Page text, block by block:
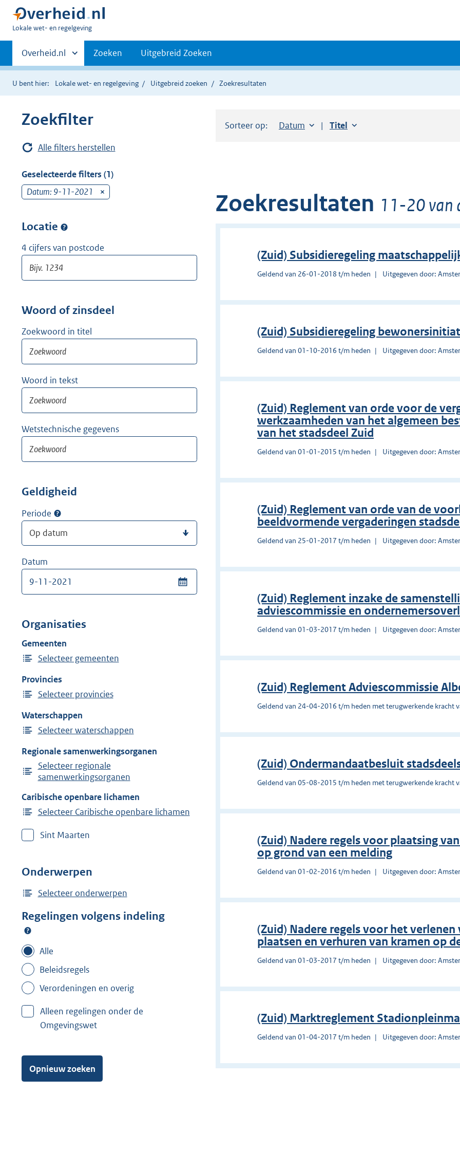
U
hier:
Lokale wet- en regelgeving
Primaire
navigatie
Andere
sites
binnen
Overheid.nl Zoeken Uitgebreid Zoeken
U bent hier: Lokale wet- en regelgeving Uitgebreid zoeken Zoekresultaten
Zoekfilter
Alle filters herstellen
Geselecteerde filters (1)
Datum: 9-11-2021
i
Locatie
4 cijfers van postcode
Woord of zinsdeel
Zoekwoord in titel
Woord in tekst
Wetstechnische gegevens
Geldigheid
Periode
Datum
Organisaties
Gemeenten
Selecteer gemeenten
Provincies
Selecteer provincies
Waterschappen
Selecteer waterschappen
Regionale samenwerkingsorganen
Selecteer regionale
samenwerkingsorganen
Caribische openbare lichamen
Selecteer Caribische openbare lichamen
Sint Maarten
Onderwerpen
Selecteer onderwerpen
Regelingen volgens indeling
Alle
Beleidsregels
Verordeningen en overig
Alleen regelingen onder de
Omgevingswet
Opnieuw zoeken
Sorteer op: Sorteer op:
Datum aflopendSorteer op:
Titel oplopend
Zoekresultaten 11-20 van
(Zuid) Subsidieregeling
Geldend van 26-01-2018 t/m heden Uitgegeven door:
(Zuid) Subsidieregeling
Geldend van 01-10-2016 t/m heden Uitgegeven door:
(Zuid) Reglement van orde voor de
werkzaamheden van het algemeen
van het stadsdeel Zuid
Geldend van 01-01-2015 t/m heden Uitgegeven door:
(Zuid) Reglement van orde van de
beeldvormende vergaderingen
Geldend van 25-01-2017 t/m heden Uitgegeven door:
(Zuid) Reglement inzake de
adviescommissie en
Geldend van 01-03-2017 t/m heden Uitgegeven door:
(Zuid) Reglement Adviescommissie
Geldend van 24-04-2016 t/m heden met terugwerkende kracht
(Zuid) Ondermandaatbesluit
Geldend van 05-08-2015 t/m heden met terugwerkende kracht
(Zuid) Nadere regels voor plaatsing
op grond van een melding
Geldend van 01-02-2016 t/m heden Uitgegeven door:
(Zuid) Nadere regels voor het
plaatsen en verhuren van kramen op
Geldend van 01-03-2017 t/m heden Uitgegeven door:
(Zuid) Marktreglement
Geldend van 01-04-2017 t/m heden Uitgegeven door: